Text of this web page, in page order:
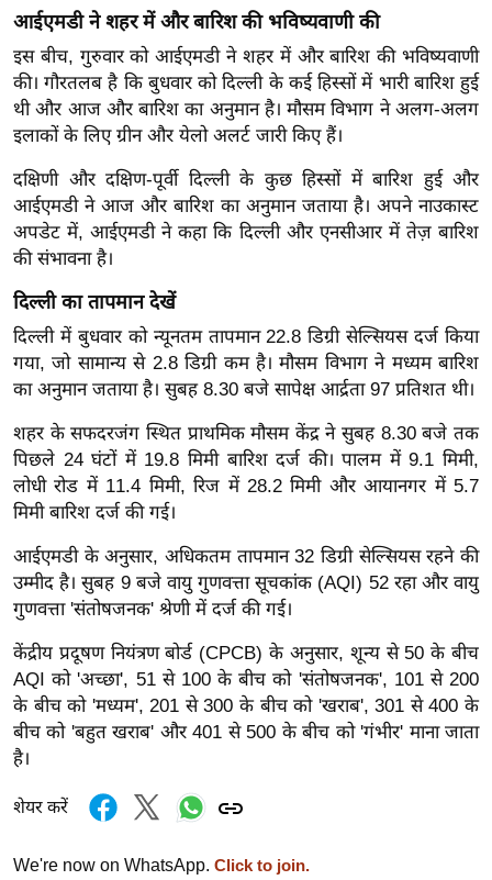
ड
फि
ल्म
स
मी
क्षा
B
r
e
k
i
n
g
N
e
w
s
ला
इ
फ
इ
ल
टे
क्नॉ
जी
टी
आईएमडी ने शहर में और बारिश की भविष्यवाणी की
इस बीच, गुरुवार को आईएमडी ने शहर में और बारिश की भविष्यवाणी
की। गौरतलब है कि बुधवार को दिल्ली के कई हिस्सों में भारी बारिश हुई
थी और आज और बारिश का अनुमान है। मौसम विभाग ने अलग-अलग
इलाकों के लिए ग्रीन और येलो अलर्ट जारी किए हैं।
दक्षिणी और दक्षिण-पूर्वी दिल्ली के कुछ हिस्सों में बारिश हुई और
आईएमडी ने आज और बारिश का अनुमान जताया है। अपने नाउकास्ट
अपडेट में, आईएमडी ने कहा कि दिल्ली और एनसीआर में तेज़ बारिश
की संभावना है।
दिल्ली का तापमान देखें
दिल्ली में बुधवार को न्यूनतम तापमान 22.8 डिग्री सेल्सियस दर्ज किया
गया, जो सामान्य से 2.8 डिग्री कम है। मौसम विभाग ने मध्यम बारिश
का अनुमान जताया है। सुबह 8.30 बजे सापेक्ष आर्द्रता 97 प्रतिशत थी।
शहर के सफदरजंग स्थित प्राथमिक मौसम केंद्र ने सुबह 8.30 बजे तक
पिछले 24 घंटों में 19.8 मिमी बारिश दर्ज की। पालम में 9.1 मिमी,
लोधी रोड में 11.4 मिमी, रिज में 28.2 मिमी और आयानगर में 5.7
मिमी बारिश दर्ज की गई।
आईएमडी के अनुसार, अधिकतम तापमान 32 डिग्री सेल्सियस रहने की
उम्मीद है। सुबह 9 बजे वायु गुणवत्ता सूचकांक (AQI) 52 रहा और वायु
गुणवत्ता 'संतोषजनक' श्रेणी में दर्ज की गई।
केंद्रीय प्रदूषण नियंत्रण बोर्ड (CPCB) के अनुसार, शून्य से 50 के बीच
AQI को 'अच्छा', 51 से 100 के बीच को 'संतोषजनक', 101 से 200
के बीच को 'मध्यम', 201 से 300 के बीच को 'खराब', 301 से 400 के
बीच को 'बहुत खराब' और 401 से 500 के बीच को 'गंभीर' माना जाता
है।
शेयर करें
We're now on WhatsApp. Click to join.